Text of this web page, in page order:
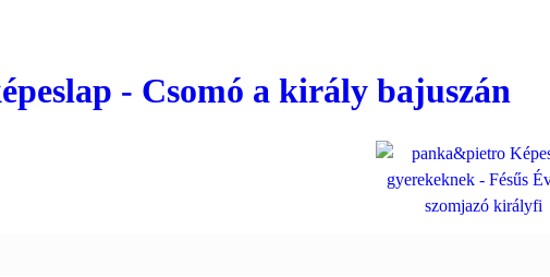
- Csomó a király bajuszán